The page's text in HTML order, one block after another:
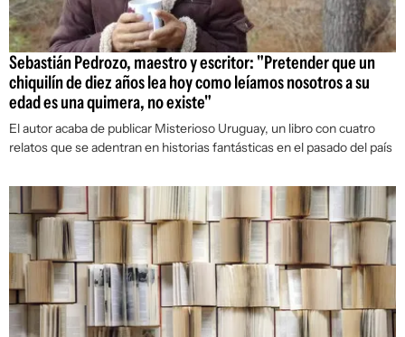
Sebastián Pedrozo, maestro y escritor: "Pretender que un
chiquilín de diez años lea hoy como leíamos nosotros a su
edad es una quimera, no existe"
El autor acaba de publicar Misterioso Uruguay, un libro con cuatro
relatos que se adentran en historias fantásticas en el pasado del país